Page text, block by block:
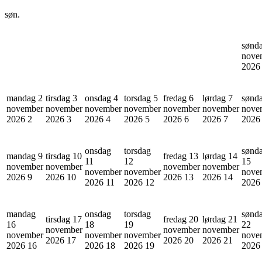
søn.
2026
mandag 2
november
2026 2
tirsdag 3
november
2026 3
onsdag 4
november
2026 4
torsdag 5
november
2026 5
fredag 6
november
2026 6
lørdag 7
november
2026 7
2026
mandag 9
november
2026 9
tirsdag 10
november
2026 10
onsdag
11
november
2026 11
torsdag
12
november
2026 12
fredag 13
november
2026 13
lørdag 14
november
2026 14
15
2026
mandag
16
november
2026 16
tirsdag 17
november
2026 17
onsdag
18
november
2026 18
torsdag
19
november
2026 19
fredag 20
november
2026 20
lørdag 21
november
2026 21
22
2026